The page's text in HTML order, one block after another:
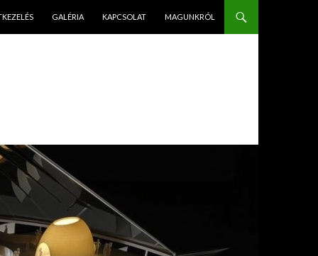
GALÉRIA KAPCSOLAT MAGUNKRÓL